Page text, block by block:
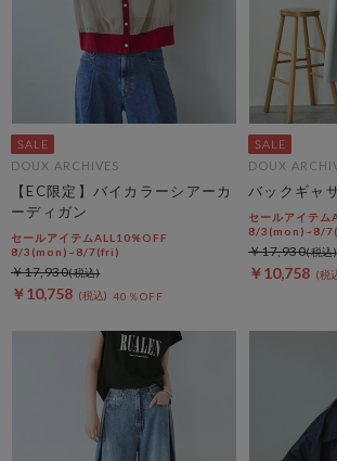
DOUX ARCHIVES
【EC限定】バイカラーシアーカ
ーディガン
セールアイテムALL10%OFF
8/3(mon)~8/7(fri)
￥10,758 40％OFF
￥17,930
DOUX
バックギャ
セールアイテム
8/3(mon)~8/
￥10,758
￥17,930